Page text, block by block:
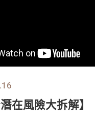
潛在風險大拆解】